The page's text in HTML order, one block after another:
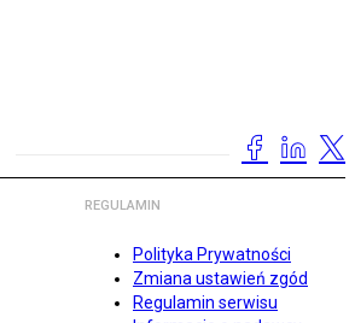
REGULAMIN
Polityka Prywatności
Zmiana ustawień zgód
Regulamin serwisu